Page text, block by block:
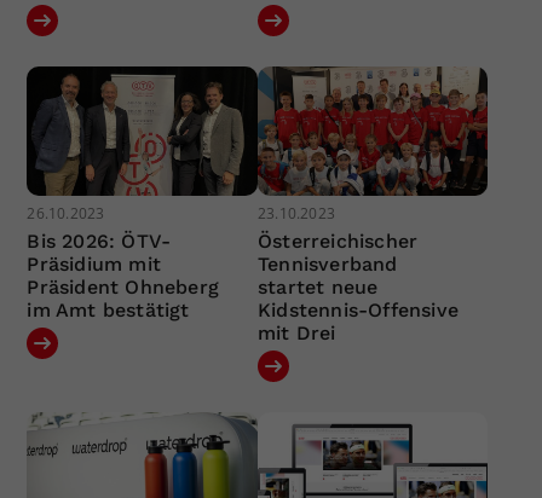
26.10.2023
Bis 2026: ÖTV-
Präsidium mit
Präsident Ohneberg
im Amt bestätigt
23.10.2023
Österreichischer
Tennisverband
startet neue
Kidstennis-Offensive
mit Drei